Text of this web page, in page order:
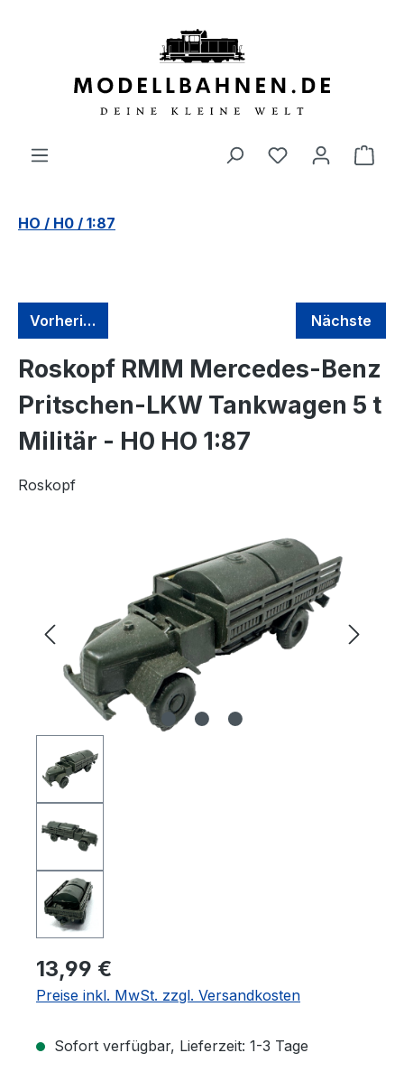
HO / H0 / 1:87
Vorherige Nächste
Roskopf RMM Mercedes-Benz
Pritschen-LKW Tankwagen 5 t
Militär - H0 HO 1:87
Roskopf
13,99 €
Preise inkl. MwSt. zzgl. Versandkosten
Sofort verfügbar, Lieferzeit: 1-3 Tage